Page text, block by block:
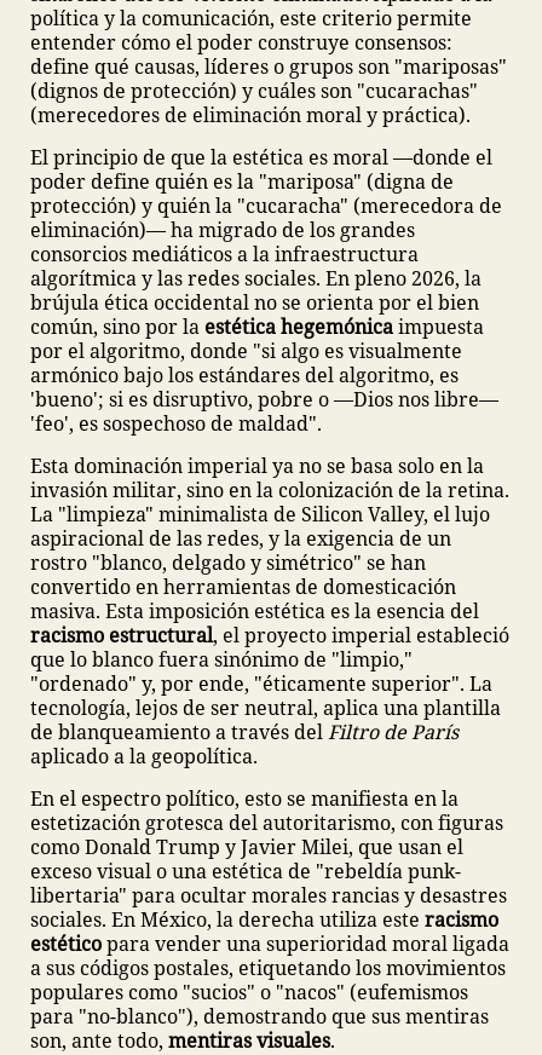
política y la comunicación, este criterio permite
entender cómo el poder construye consensos:
define qué causas, líderes o grupos son "mariposas"
(dignos de protección) y cuáles son "cucarachas"
(merecedores de eliminación moral y práctica).
El principio de que la estética es moral —donde el
poder define quién es la "mariposa" (digna de
protección) y quién la "cucaracha" (merecedora de
eliminación)— ha migrado de los grandes
consorcios mediáticos a la infraestructura
algorítmica y las redes sociales. En pleno 2026, la
brújula ética occidental no se orienta por el bien
común, sino por la estética hegemónicaimpuesta
por el algoritmo, donde "si algo es visualmente
armónico bajo los estándares del algoritmo, es
'bueno'; si es disruptivo, pobre o —Dios nos libre—
'feo', es sospechoso de maldad".
Esta dominación imperial ya no se basa solo en la
invasión militar, sino en la colonización de la retina.
La "limpieza" minimalista de Silicon Valley, el lujo
aspiracional de las redes, y la exigencia de un
rostro "blanco, delgado y simétrico" se han
convertido en herramientas de domesticación
masiva. Esta imposición estética es la esencia del
racismo estructural, el proyecto imperial estableció
que lo blanco fuera sinónimo de "limpio,"
"ordenado" y, por ende, "éticamente superior". La
tecnología, lejos de ser neutral, aplica una plantilla
de blanqueamiento a través delFiltro de París
aplicado a la geopolítica.
En el espectro político, esto se manifiesta en la
estetización grotesca del autoritarismo, con figuras
como Donald Trump y Javier Milei, que usan el
exceso visual o una estética de "rebeldía punk-
libertaria" para ocultar morales rancias y desastres
sociales. En México, la derecha utiliza este racismo
estéticopara vender una superioridad moral ligada
a sus códigos postales, etiquetando los movimientos
populares como "sucios" o "nacos" (eufemismos
para "no-blanco"), demostrando que sus mentiras
son, ante todo, mentiras visuales.